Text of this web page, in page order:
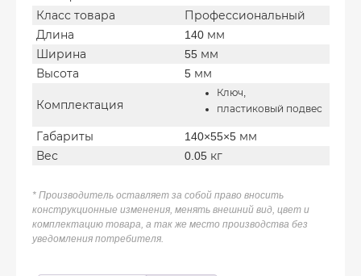
Класс товара
Профессиональный
Длина
140 мм
Ширина
55 мм
Высота
5 мм
Комплектация
Ключ,
пластиковый подвес
Габариты
140×55×5 мм
Вес
0.05 кг
* Производитель оставляет за собой право вносить
конструкционные изменения, менять внешний вид, цвет и
комплектацию товара, а так же место производства без
уведомления потребителя.